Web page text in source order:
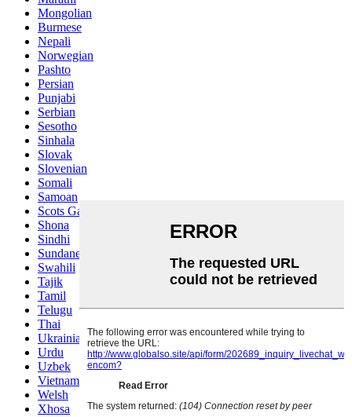
Mongolian
Burmese
Nepali
Norwegian
Pashto
Persian
Punjabi
Serbian
Sesotho
Sinhala
Slovak
Slovenian
Somali
Samoan
Scots Gaelic
Shona
Sindhi
Sundanese
Swahili
Tajik
Tamil
Telugu
Thai
Ukrainian
Urdu
Uzbek
Vietnamese
Welsh
Xhosa